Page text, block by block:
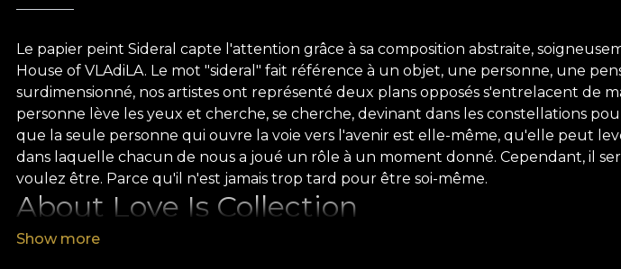
Le papier peint Sideral capte l'attention grâce à sa composition abstraite,
House of VLAdiLA. Le mot "sideral" fait référence à un objet, une personne, une
surdimensionné, nos artistes ont représenté deux plans opposés s'entrelacent
personne lève les yeux et cherche, se cherche, devinant dans les constellations
que la seule personne qui ouvre la voie vers l'avenir est elle-même, qu'elle peut
dans laquelle chacun de nous a joué un rôle à un moment donné. Cependant, il
voulez être. Parce qu'il n'est jamais trop tard pour être soi-même.
About Love Is Collection
Nous ouvrons les portes du surréalisme, révolutionnant l'expérience humaine
Show more